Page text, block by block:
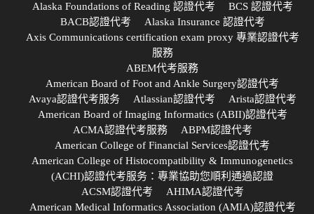
Alaska Foundations of Reading 認證代考
BCS 認證代考
BACB認證代考
Alaska Insurance 認證代考
Axis Communications certification exam proxy 專業認證代考
服務
ABEM代考服務
American Board of Foot and Ankle Surgery認證代考
Avaya認證代考服务
Atlassian認證代考
Arista認證代考
American Board of Imaging Informatics (ABII)認證代考
ACMA認證代考服務
ABPM認證代考
American College of Financial Services認證代考
American College of Histocompatibility & Immunogenetics
(ACHI)認證代考服务：專業協助您順利通過認證
ACSM認證代考
AHIMA認證代考
American Medical Informatics Association (AMIA)認證代考